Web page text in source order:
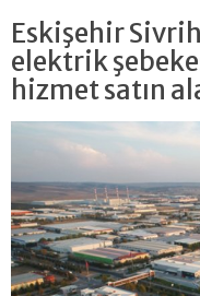
Eskişehir
elektrik
hizmet satın